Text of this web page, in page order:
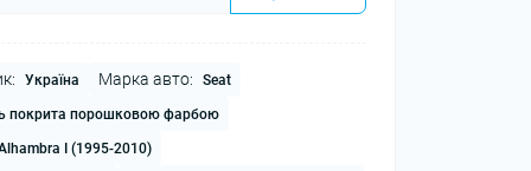
Україна Марка авто: Seat
покрита порошковою фарбою
I (1995-2010)